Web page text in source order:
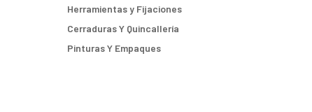
Herramientas y Fijaciones
Cerraduras Y Quincallería
Pinturas Y Empaques